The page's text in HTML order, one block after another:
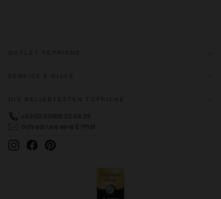
OUTLET TEPPICHE
SERVICE & HILFE
DIE BELIEBTESTEN TEPPICHE
+49 (0) 33986 50 04 25
Schreib uns eine E-Mail
InstagramFacebookPinterest